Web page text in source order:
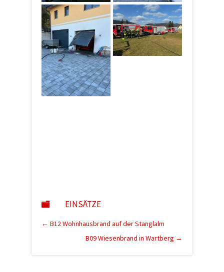
 EINSÄTZE
← B12 Wohnhausbrand auf der Stanglalm
B09 Wiesenbrand in Wartberg →